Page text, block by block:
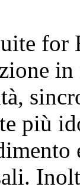
for
più